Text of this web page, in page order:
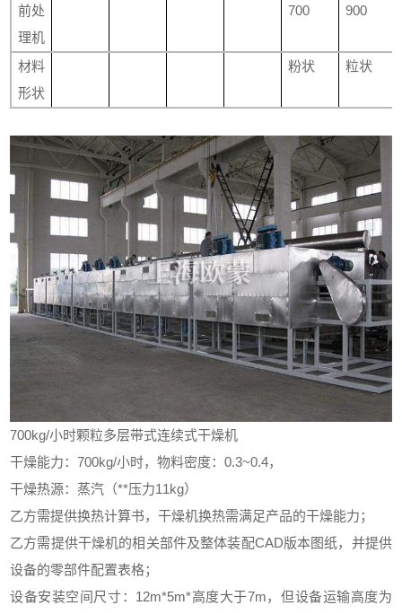
前处
理机
700 900
材料
形状
粉状 粒状
700kg/小时颗粒多层带式连续式干燥机
干燥能力：700kg/小时，物料密度：0.3~0.4，
干燥热源：蒸汽（**压力11kg）
乙方需提供换热计算书，干燥机换热需满足产品的干燥能力；
乙方需提供干燥机的相关部件及整体装配CAD版本图纸，并提供
设备的零部件配置表格；
设备安装空间尺寸：12m*5m*高度大于7m，但设备运输高度为